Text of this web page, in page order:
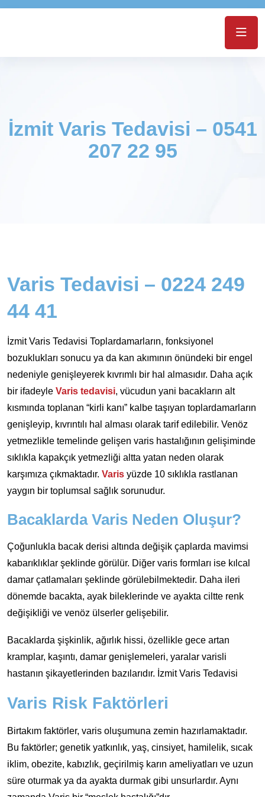
İzmit Varis Tedavisi – 0541
207 22 95
Varis Tedavisi – 0224 249
44 41
İzmit Varis Tedavisi Toplardamarların, fonksiyonel
bozuklukları sonucu ya da kan akımının önündeki bir engel
nedeniyle genişleyerek kıvrımlı bir hal almasıdır. Daha açık
bir ifadeyle Varis tedavisi, vücudun yani bacakların alt
kısmında toplanan “kirli kanı” kalbe taşıyan toplardamarların
genişleyip, kıvrıntılı hal alması olarak tarif edilebilir. Venöz
yetmezlikle temelinde gelişen varis hastalığının gelişiminde
sıklıkla kapakçık yetmezliği altta yatan neden olarak
karşımıza çıkmaktadır. Varis yüzde 10 sıklıkla rastlanan
yaygın bir toplumsal sağlık sorunudur.
Bacaklarda Varis Neden Oluşur?
Çoğunlukla bacak derisi altında değişik çaplarda mavimsi
kabarıklıklar şeklinde görülür. Diğer varis formları ise kılcal
damar çatlamaları şeklinde görülebilmektedir. Daha ileri
dönemde bacakta, ayak bileklerinde ve ayakta ciltte renk
değişikliği ve venöz ülserler gelişebilir.
Bacaklarda şişkinlik, ağırlık hissi, özellikle gece artan
kramplar, kaşıntı, damar genişlemeleri, yaralar varisli
hastanın şikayetlerinden bazılarıdır. İzmit Varis Tedavisi
Varis Risk Faktörleri
Birtakım faktörler, varis oluşumuna zemin hazırlamaktadır.
Bu faktörler; genetik yatkınlık, yaş, cinsiyet, hamilelik, sıcak
iklim, obezite, kabızlık, geçirilmiş karın ameliyatları ve uzun
süre oturmak ya da ayakta durmak gibi unsurlardır. Aynı